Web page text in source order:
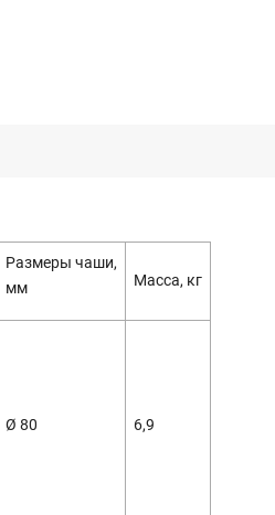
Размеры чаши,
мм
Масса, кг
Ø 80 6,9